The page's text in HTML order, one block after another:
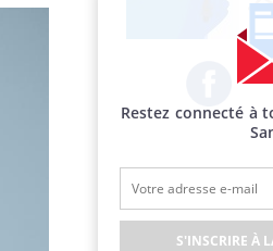
Facebook
Restez connecté à
S'INSCRIRE À